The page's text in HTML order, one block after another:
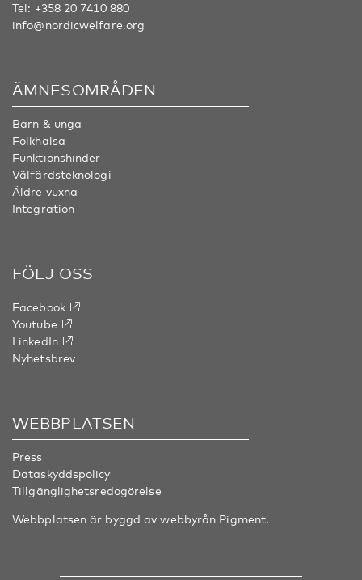
Tel: +358 20 7410 880
info@nordicwelfare.org
ÄMNESOMRÅDEN
Barn & unga
Folkhälsa
Funktionshinder
Välfärdsteknologi
Äldre vuxna
Integration
FÖLJ OSS
Facebook
Youtube
LinkedIn
Nyhetsbrev
WEBBPLATSEN
Press
Dataskyddspolicy
Tillgänglighetsredogörelse
Webbplatsen är byggd av webbyrån Pigment.